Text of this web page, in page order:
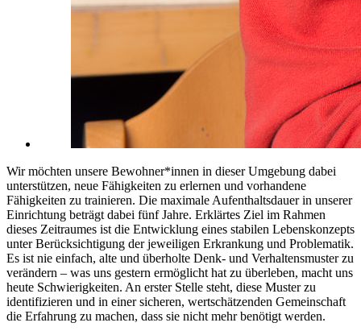
Wir möchten unsere Bewohner*innen in dieser Umgebung dabei
unterstützen, neue Fähigkeiten zu erlernen und vorhandene
Fähigkeiten zu trainieren. Die maximale Aufenthaltsdauer in unserer
Einrichtung beträgt dabei fünf Jahre. Erklärtes Ziel im Rahmen
dieses Zeitraumes ist die Entwicklung eines stabilen Lebenskonzepts
unter Berücksichtigung der jeweiligen Erkrankung und Problematik.
Es ist nie einfach, alte und überholte Denk- und Verhaltensmuster zu
verändern – was uns gestern ermöglicht hat zu überleben, macht uns
heute Schwierigkeiten. An erster Stelle steht, diese Muster zu
identifizieren und in einer sicheren, wertschätzenden Gemeinschaft
die Erfahrung zu machen, dass sie nicht mehr benötigt werden.